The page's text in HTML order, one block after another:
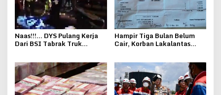
Naas!!!… DYS Pulang Kerja
Dari BSI Tabrak Truk
Hampir Tiga Bulan Belum
Cair, Korban Lakalantas